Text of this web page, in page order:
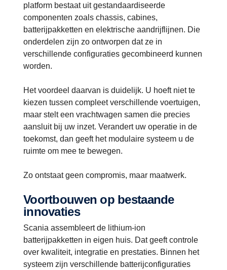
platform bestaat uit gestandaardiseerde
componenten zoals chassis, cabines,
batterijpakketten en elektrische aandrijflijnen. Die
onderdelen zijn zo ontworpen dat ze in
verschillende configuraties gecombineerd kunnen
worden.
Het voordeel daarvan is duidelijk. U hoeft niet te
kiezen tussen compleet verschillende voertuigen,
maar stelt een vrachtwagen samen die precies
aansluit bij uw inzet. Verandert uw operatie in de
toekomst, dan geeft het modulaire systeem u de
ruimte om mee te bewegen.
Zo ontstaat geen compromis, maar maatwerk.
Voortbouwen op bestaande
innovaties
Scania assembleert de lithium-ion
batterijpakketten in eigen huis. Dat geeft controle
over kwaliteit, integratie en prestaties. Binnen het
systeem zijn verschillende batterijconfiguraties